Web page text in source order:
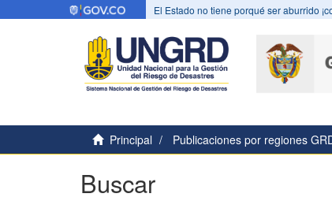
El Estado no tiene porqué ser aburrido
Principal
Publicaciones por regiones
Buscar